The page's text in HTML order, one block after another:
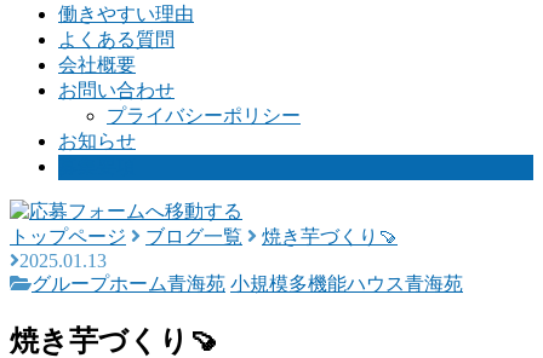
働きやすい理由
よくある質問
会社概要
お問い合わせ
プライバシーポリシー
お知らせ
トップページ ブログ一覧
焼き芋づくり🍠
2025.01.13
グループホーム青海苑 小規模多機能ハウス青海苑
焼き芋づくり🍠